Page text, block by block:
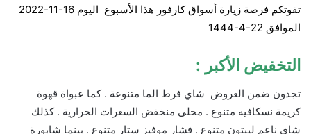
تفوتكم فرصة زيارة أسواق كارفور هذا الأسبوع ا
ليوم 16-11-2022
الموافق 22-4-1444
التخفيض الأكبر :
تجدون ضمن العروض شاي فرط الما متنوعة . كما عبواة قهوة
كريمة نسكافيه متنوع . محلى منخفض السعرات الحرارية . كذلك
شاي ناعم ليبتون متنوع . فشار موفيز ستار متنوع . بينما شابورة